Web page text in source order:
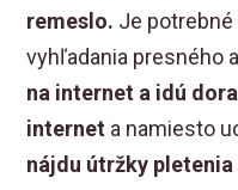
remeslo. Je
vyhľadania presného
na internet a idú
internet a namiesto
nájdu útržky